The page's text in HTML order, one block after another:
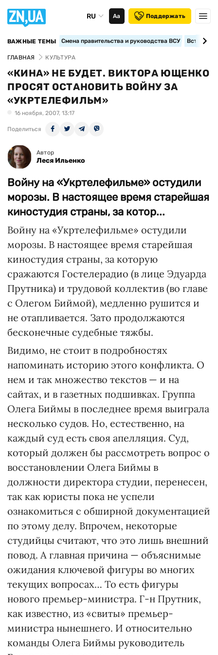
RU Аа Поддержать
ВАЖНЫЕ ТЕМЫ Смена правительства и руководства ВСУ
ГЛАВНАЯ КУЛЬТУРА
«КИНА» НЕ БУДЕТ. ВИКТОРА ЮЩЕНКО
ПРОСЯТ ОСТАНОВИТЬ ВОЙНУ ЗА
«УКРТЕЛЕФИЛЬМ»
16 ноября, 2007, 13:17
Поделиться
Автор
Леся Ильенко
Войну на «Укртелефильме» остудили
морозы. В настоящее время старейшая
киностудия страны, за котор...
Войну на «Укртелефильме» остудили
морозы. В настоящее время старейшая
киностудия страны, за которую
сражаются Гостелерадио (в лице Эдуарда
Прутника) и трудовой коллектив (во главе
с Олегом Биймой), медленно рушится и
не отапливается. Зато продолжаются
бесконечные судебные тяжбы.
Видимо, не стоит в подробностях
напоминать историю этого конфликта. О
нем и так множество текстов — и на
сайтах, и в газетных подшивках. Группа
Олега Биймы в последнее время выиграла
несколько судов. Но, естественно, на
каждый суд есть своя апелляция. Суд,
который должен бы рассмотреть вопрос о
восстановлении Олега Биймы в
должности директора студии, перенесен,
так как юристы пока не успели
ознакомиться с обширной документацией
по этому делу. Впрочем, некоторые
студийцы считают, что это лишь внешний
повод. А главная причина — объяснимые
ожидания ключевой фигуры во многих
текущих вопросах… То есть фигуры
нового премьер-министра. Г-н Прутник,
как известно, из «свиты» премьер-
министра нынешнего. И относительно
команды Олега Биймы руководитель